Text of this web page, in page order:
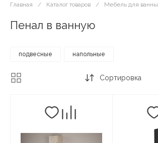
Главная / Каталог товаров / Мебель для ванны
Пенал в ванную
подвесные напольные
Сортировка